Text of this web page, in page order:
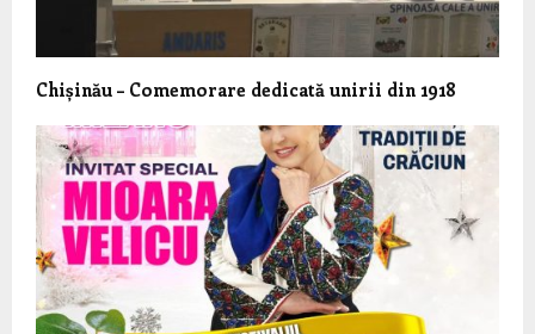
Chișinău – Comemorare dedicată unirii din 1918